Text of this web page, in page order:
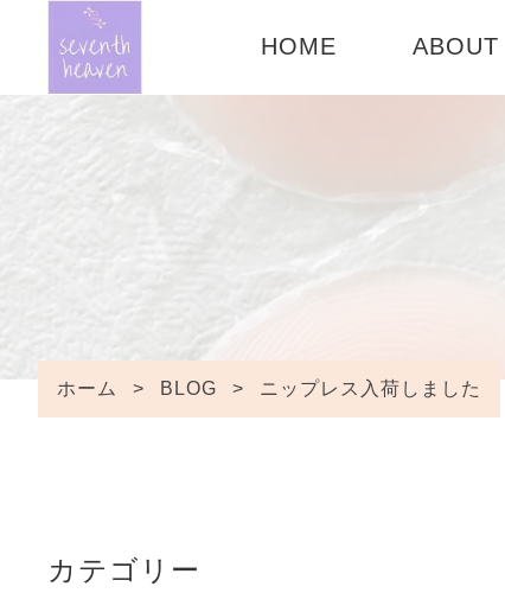
HOME ABOUT
ホーム > BLOG > ニップレス入荷しました
カテゴリー